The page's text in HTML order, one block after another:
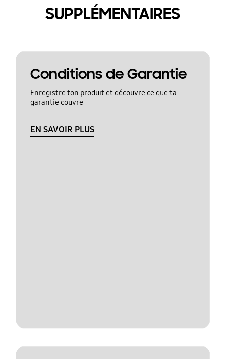
SUPPLÉMENTAIRES
Conditions de Garantie
Enregistre ton produit et découvre ce que ta
garantie couvre
EN SAVOIR PLUS